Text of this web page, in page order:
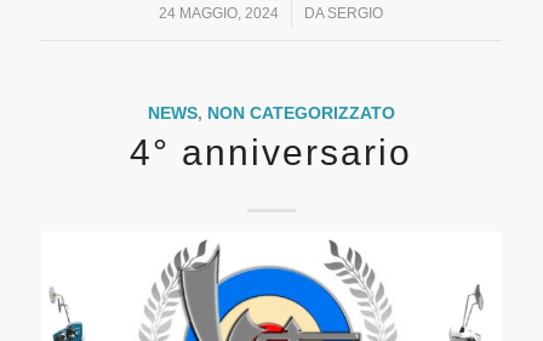
24 MAGGIO, 2024
/ DA SERGIO
NEWS, NON CATEGORIZZATO
4° anniversario